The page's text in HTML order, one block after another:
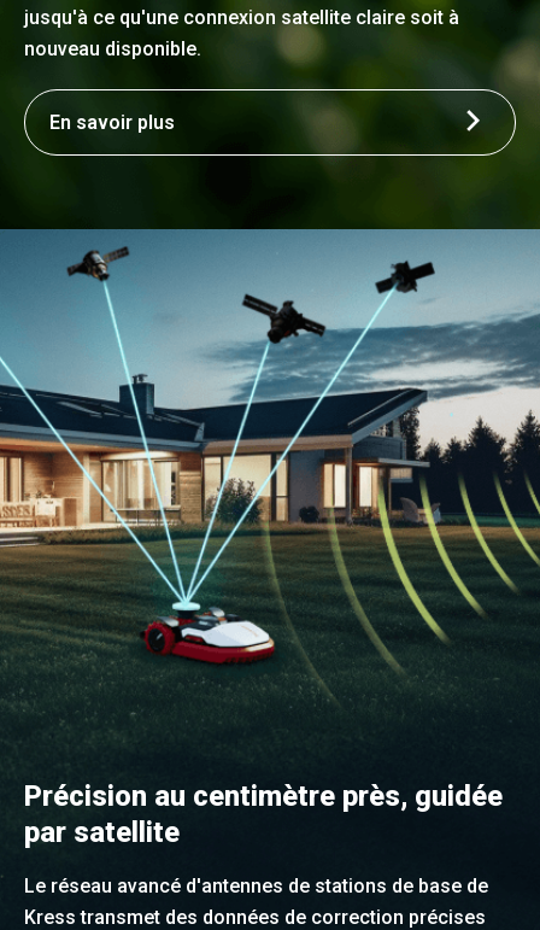
jusqu'à ce qu'une connexion satellite claire soit à
nouveau disponible.
En savoir plus
Précision au centimètre près, guidée
par satellite
Le réseau avancé d'antennes de stations de base de
Kress transmet des données de correction précises